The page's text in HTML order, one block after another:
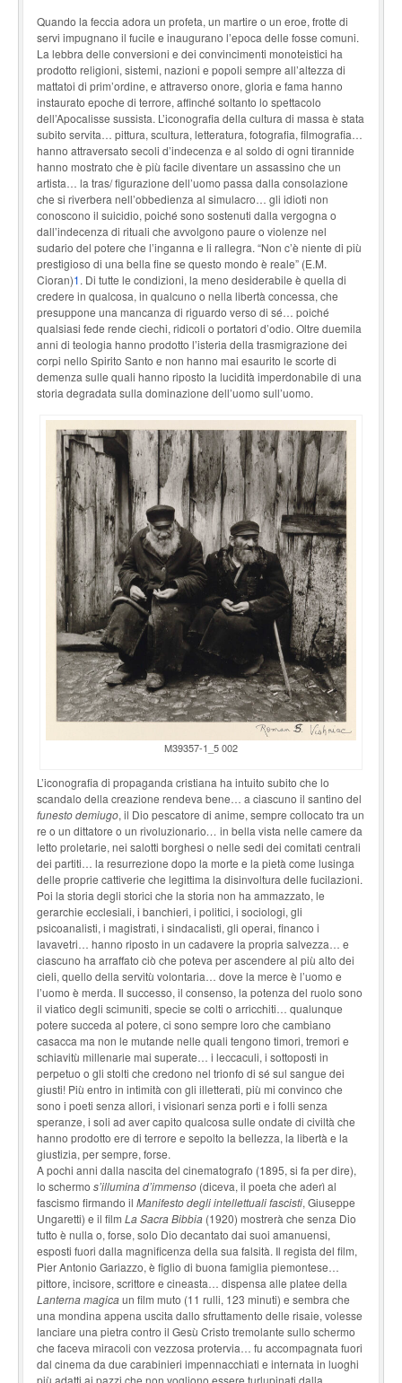
Quando la feccia adora un profeta, un martire o un eroe, frotte di
servi impugnano il fucile e inaugurano l’epoca delle fosse comuni.
La lebbra delle conversioni e dei convincimenti monoteistici ha
prodotto religioni, sistemi, nazioni e popoli sempre all’altezza di
mattatoi di prim’ordine, e attraverso onore, gloria e fama hanno
instaurato epoche di terrore, affinché soltanto lo spettacolo
dell’Apocalisse sussista. L’iconografia della cultura di massa è stata
subito servita… pittura, scultura, letteratura, fotografia, filmografia…
hanno attraversato secoli d’indecenza e al soldo di ogni tirannide
hanno mostrato che è più facile diventare un assassino che un
artista… la tras/ figurazione dell’uomo passa dalla consolazione
che si riverbera nell’obbedienza al simulacro… gli idioti non
conoscono il suicidio, poiché sono sostenuti dalla vergogna o
dall’indecenza di rituali che avvolgono paure o violenze nel
sudario del potere che l’inganna e li rallegra. “Non c’è niente di più
prestigioso di una bella fine se questo mondo è reale” (E.M.
Cioran)1. Di tutte le condizioni, la meno desiderabile è quella di
credere in qualcosa, in qualcuno o nella libertà concessa, che
presuppone una mancanza di riguardo verso di sé… poiché
qualsiasi fede rende ciechi, ridicoli o portatori d’odio. Oltre duemila
anni di teologia hanno prodotto l’isteria della trasmigrazione dei
corpi nello Spirito Santo e non hanno mai esaurito le scorte di
demenza sulle quali hanno riposto la lucidità imperdonabile di una
storia degradata sulla dominazione dell’uomo sull’uomo.
M39357-1_5 002
L’iconografia di propaganda cristiana ha intuito subito che lo
scandalo della creazione rendeva bene… a ciascuno il santino del
funesto demiugo, il Dio pescatore di anime, sempre collocato tra un
re o un dittatore o un rivoluzionario… in bella vista nelle camere da
letto proletarie, nei salotti borghesi o nelle sedi dei comitati centrali
dei partiti… la resurrezione dopo la morte e la pietà come lusinga
delle proprie cattiverie che legittima la disinvoltura delle fucilazioni.
Poi la storia degli storici che la storia non ha ammazzato, le
gerarchie ecclesiali, i banchieri, i politici, i sociologi, gli
psicoanalisti, i magistrati, i sindacalisti, gli operai, financo i
lavavetri… hanno riposto in un cadavere la propria salvezza… e
ciascuno ha arraffato ciò che poteva per ascendere al più alto dei
cieli, quello della servitù volontaria… dove la merce è l’uomo e
l’uomo è merda. Il successo, il consenso, la potenza del ruolo sono
il viatico degli scimuniti, specie se colti o arricchiti… qualunque
potere succeda al potere, ci sono sempre loro che cambiano
casacca ma non le mutande nelle quali tengono timori, tremori e
schiavitù millenarie mai superate… i leccaculi, i sottoposti in
perpetuo o gli stolti che credono nel trionfo di sé sul sangue dei
giusti! Più entro in intimità con gli illetterati, più mi convinco che
sono i poeti senza allori, i visionari senza porti e i folli senza
speranze, i soli ad aver capito qualcosa sulle ondate di civiltà che
hanno prodotto ere di terrore e sepolto la bellezza, la libertà e la
giustizia, per sempre, forse.
A pochi anni dalla nascita del cinematografo (1895, si fa per dire),
lo schermo s’illumina d’immenso (diceva, il poeta che aderì al
fascismo firmando il Manifesto degli intellettuali fascisti, Giuseppe
Ungaretti) e il film La Sacra Bibbia (1920) mostrerà che senza Dio
tutto è nulla o, forse, solo Dio decantato dai suoi amanuensi,
esposti fuori dalla magnificenza della sua falsità. Il regista del film,
Pier Antonio Gariazzo, è figlio di buona famiglia piemontese…
pittore, incisore, scrittore e cineasta… dispensa alle platee della
Lanterna magicaun film muto (11 rulli, 123 minuti) e sembra che
una mondina appena uscita dallo sfruttamento delle risaie, volesse
lanciare una pietra contro il Gesù Cristo tremolante sullo schermo
che faceva miracoli con vezzosa protervia… fu accompagnata fuori
dal cinema da due carabinieri impennacchiati e internata in luoghi
più adatti ai pazzi che non vogliono essere turlupinati dalla